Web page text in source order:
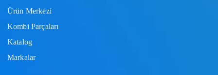
Ürün Merkezi
Kombi Parçaları
Katalog
Markalar